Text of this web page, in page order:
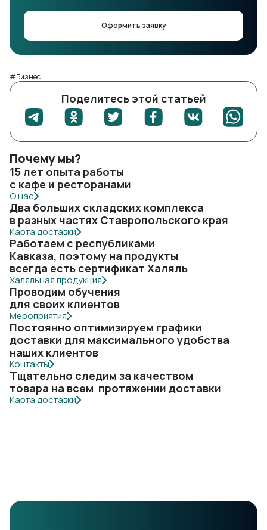
Оформить заявку
#Бизнес
Поделитесь этой статьей
Почему мы?
15 лет опыта работы
с кафе и ресторанами
О нас
Два больших складских комплекса
в разных частях Ставропольского края
Карта доставки
Работаем с республиками
Кавказа, поэтому на продукты
всегда есть сертификат Халяль
Халяльная продукция
Проводим обучения
для своих клиентов
Мероприятия
Постоянно оптимизируем графики
доставки для максимального удобства
наших клиентов
Контакты
Тщательно следим за качеством
товара на всем протяжении доставки
Карта доставки